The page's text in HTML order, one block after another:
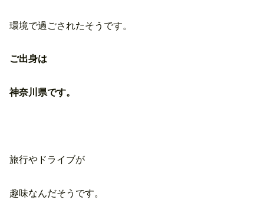
環境で過ごされたそうです。
ご出身は
神奈川県です。
旅行やドライブが
趣味なんだそうです。